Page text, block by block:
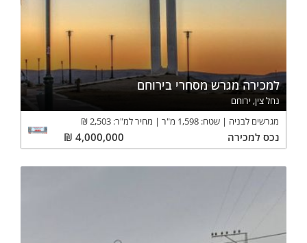
למכירה מגרש מסחרי בירוחם
נחל צין, ירוחם
מגרשים לבניה
שטח: 1,598 מ"ר מחיר למ"ר: 2,503
₪
נכס למכירה 4,000,000
₪